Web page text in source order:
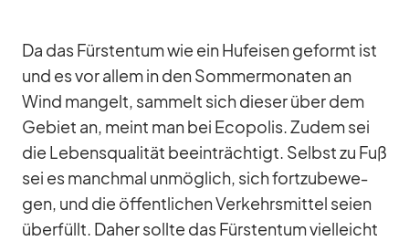
Da das Fürs­ten­tum wie ein Huf­ei­sen ge­formt ist
und es vor al­lem in den Som­mer­mo­na­ten an
Wind man­gelt, sam­melt sich die­ser über dem
Ge­biet an, meint man bei Eco­po­lis. Zu­dem sei
die Le­bens­qua­li­tät be­ein­träch­tigt. Selbst zu Fuß
sei es manch­mal un­mög­lich, sich fort­zu­be­we­
gen, und die öf­fent­li­chen Ver­kehrs­mit­tel seien
über­füllt. Da­her sollte das Fürs­ten­tum viel­leicht